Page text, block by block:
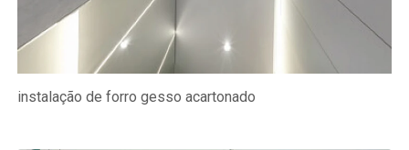
instalação de forro gesso acartonado